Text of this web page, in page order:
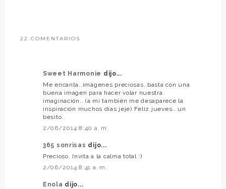
22 COMENTARIOS
Sweet Harmonie dijo...
Me encanta..imágenes preciosas..basta con una
buena imagen para hacer volar nuestra
imaginación.. (a mi también me desaparece la
inspiración muchos días jeje) Feliz jueves.. un
besito..
2/06/2014 8:40 a. m.
365 sonrisas dijo...
Precioso. Invita a la calma total :)
2/06/2014 8:41 a. m.
Enola dijo...